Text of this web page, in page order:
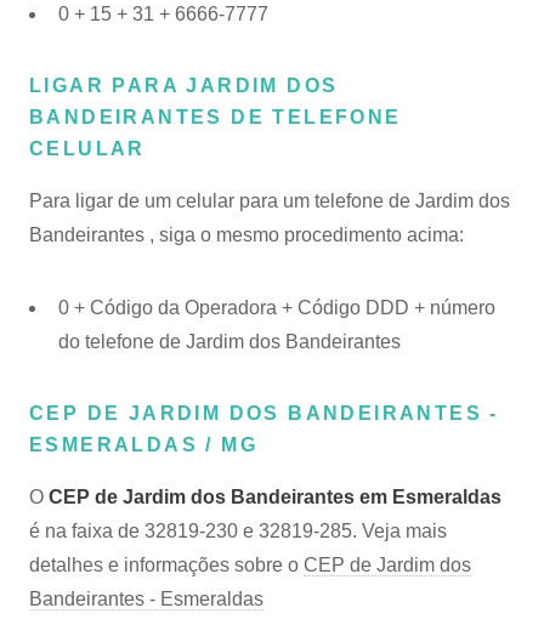
0 + 15 + 31 + 6666-7777
LIGAR PARA JARDIM DOS
BANDEIRANTES DE TELEFONE
CELULAR
Para ligar de um celular para um telefone de Jardim dos
Bandeirantes , siga o mesmo procedimento acima:
0 + Código da Operadora + Código DDD + número
do telefone de Jardim dos Bandeirantes
CEP DE JARDIM DOS BANDEIRANTES -
ESMERALDAS / MG
O CEP de Jardim dos Bandeirantes em Esmeraldas
é na faixa de 32819-230 e 32819-285. Veja mais
detalhes e informações sobre o CEP de Jardim dos
Bandeirantes - Esmeraldas